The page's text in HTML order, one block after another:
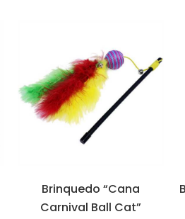
Brinquedo “Cana
Carnival Ball Cat”